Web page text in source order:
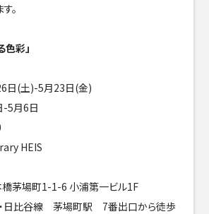
。
彩」
日(土)-5月23日(金)
-5月6日
HEIS
茅場町1-1-6 小浦第一ビル1F
日比谷線 茅場町駅 7番出口から徒歩